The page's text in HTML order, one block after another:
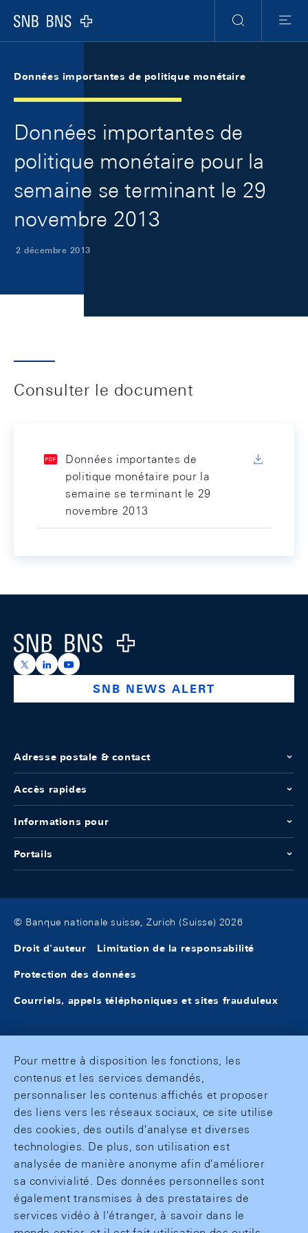
Logo
RechercheMenu
Données importantes de politique monétaire
Données importantes de
politique monétaire pour la
semaine se terminant le 29
novembre 2013
2 décembre 2013
Consulter le document
Données importantes de
politique monétaire pour la
semaine se terminant le 29
novembre 2013
Logo
https://x.com/snb_bns
https://ch.linkedin.com/company/swiss-national-
https://www.youtube.com/@swissnationalbank
SNB NEWS ALERT
Adresse postale & contact
Accès rapides
Informations pour
Portails
© Banque nationale suisse, Zurich (Suisse) 2026
Droit d'auteur Limitation de la responsabilité
Protection des données
Courriels, appels téléphoniques et sites frauduleux
Pour mettre à disposition les fonctions, les
contenus et les services demandés,
personnaliser les contenus affichés et proposer
des liens vers les réseaux sociaux, ce site utilise
des cookies, des outils d'analyse et diverses
technologies. De plus, son utilisation est
analysée de manière anonyme afin d'améliorer
sa convivialité. Des données personnelles sont
également transmises à des prestataires de
services vidéo à l'étranger, à savoir dans le